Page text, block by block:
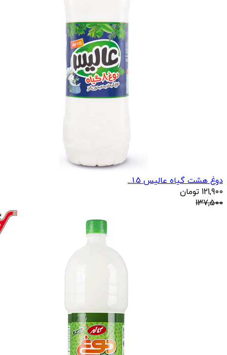
دوغ هشت گیاه عالیس 1.5...
121,900 تومان
137,500